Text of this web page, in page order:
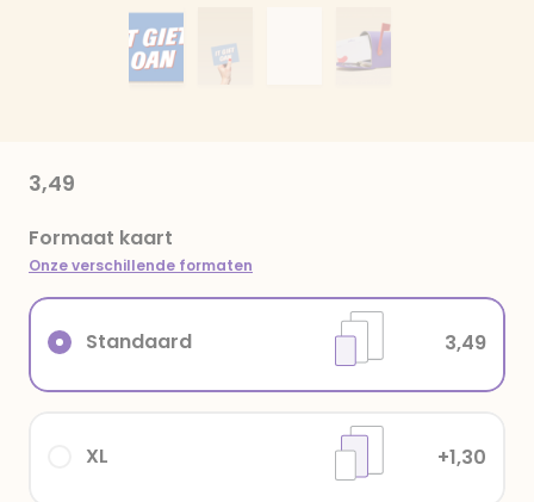
3,49
Formaat kaart
Onze verschillende formaten
XL +1,30
Standaard 3,49